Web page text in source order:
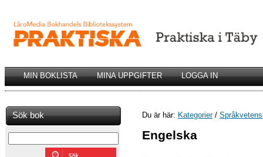
MIN BOKLISTA MINA UPPGIFTER LOGGA IN
Sök bok Du är här: Kategorier/
Engelska